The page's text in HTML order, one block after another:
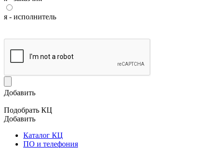
я - исполнитель
Добавить
Подобрать КЦ
Добавить
Каталог КЦ
ПО и телефония